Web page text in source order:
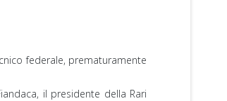
federale, prematuramente
il presidente della Rari